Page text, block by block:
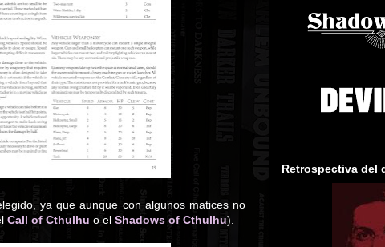
ya que aunque con algunos matices no
Call of Cthulhu o el Shadows of Cthulhu).
Retrospectiva del